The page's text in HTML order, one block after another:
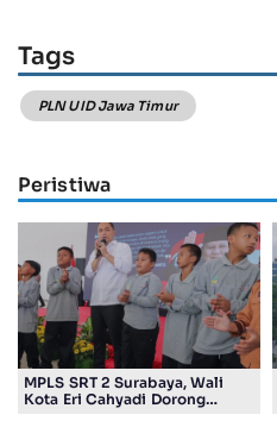
Tags
PLN UID Jawa Timur
Peristiwa
MPLS SRT 2 Surabaya, Wali
Kota Eri Cahyadi Dorong